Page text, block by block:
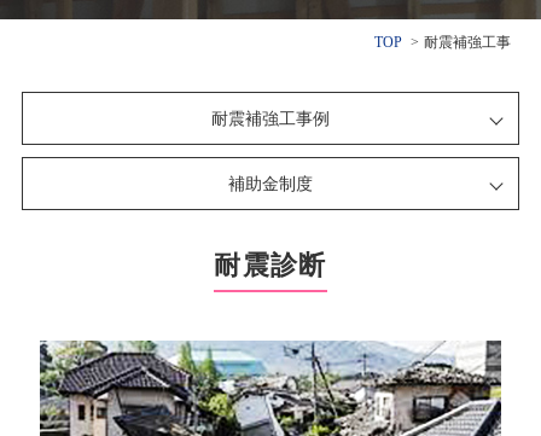
TOP 耐震補強工事
耐震補強工事例
補助金制度
耐震診断